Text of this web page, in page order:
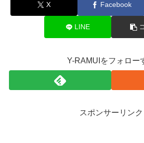
X Facebook
LINE
Y-RAMUIをフォロー
スポンサーリンク